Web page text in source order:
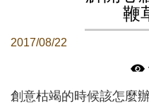
鞭
2017/08/22
創意枯竭的時候該怎麼